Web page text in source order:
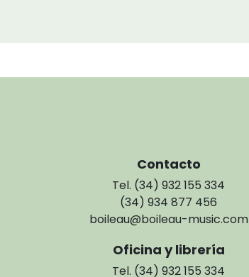
Contacto
Tel. (34) 932 155 334
(34) 934 877 456
boileau@boileau-music.com
Oficina y librería
Tel. (34) 932 155 334